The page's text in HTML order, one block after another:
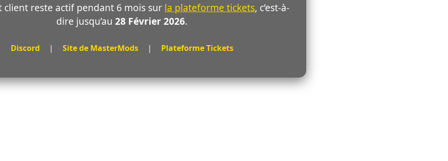
client reste actif pendant 6 mois sur la plateforme tickets, c’est-à-
dire jusqu’au 28 Février 2026.
Discord | Site de MasterMods | Plateforme Tickets